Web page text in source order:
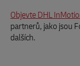
Objevte DHL
partnerů, jako jsou
dalších.